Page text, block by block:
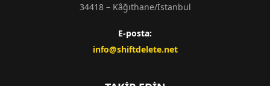
34418 – Kâğıthane/İstanbul
E-posta:
info@shiftdelete.net